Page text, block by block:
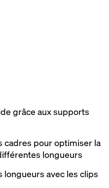
grâce aux supports
cadres pour optimiser la
longueurs
avec les clips